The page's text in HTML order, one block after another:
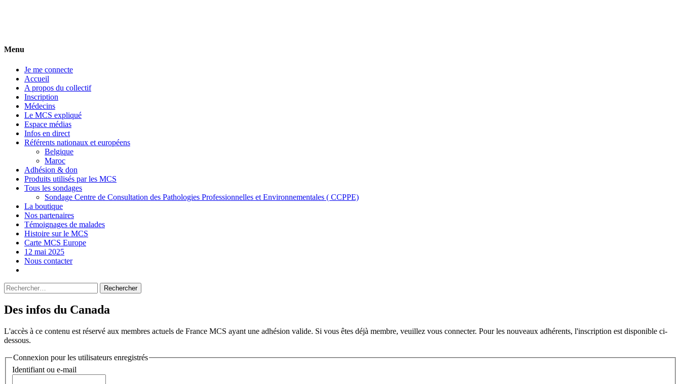
Menu
Je me connecte
Accueil
A propos du collectif
Inscription
Médecins
Le MCS expliqué
Espace médias
Infos en direct
Référents nationaux et européens
Belgique
Maroc
Adhésion & don
Produits utilisés par les MCS
Tous les sondages
Sondage Centre de Consultation des Pathologies Professionnelles et Environnementales ( CCPPE)
La boutique
Nos partenaires
Témoignages de malades
Histoire sur le MCS
Carte MCS Europe
12 mai 2025
Nous contacter
Rechercher :
Des infos du Canada
L'accès à ce contenu est réservé aux membres actuels de France MCS ayant une adhésion valide. Si vous êtes déjà membre, veuillez vous connecter. Pour les nouveaux adhérents, l'inscription est disponible ci-
dessous.
Connexion pour les utilisateurs enregistrés
Identifiant ou e-mail